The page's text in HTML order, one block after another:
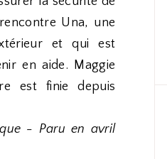
Una, une
et qui est
en aide. Maggie
est finie depuis
- Paru en avril